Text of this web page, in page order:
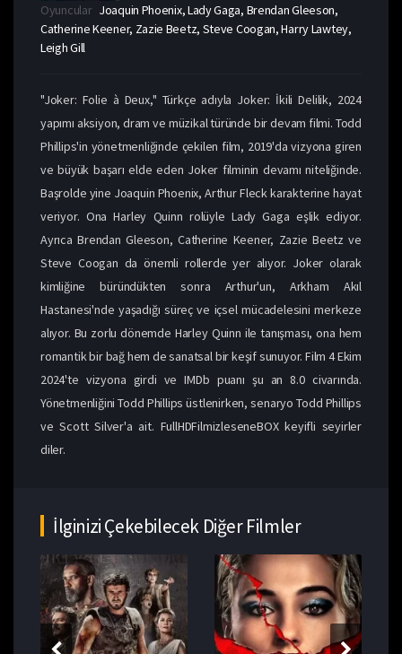
Oyuncular Joaquin Phoenix, Lady Gaga, Brendan Gleeson,
Catherine Keener, Zazie Beetz, Steve Coogan, Harry Lawtey,
Leigh Gill
"Joker: Folie à Deux," Türkçe adıyla Joker: İkili Delilik, 2024
yapımı aksiyon, dram ve müzikal türünde bir devam filmi. Todd
Phillips'in yönetmenliğinde çekilen film, 2019'da vizyona giren
ve büyük başarı elde eden Joker filminin devamı niteliğinde.
Başrolde yine Joaquin Phoenix, Arthur Fleck karakterine hayat
veriyor. Ona Harley Quinn rolüyle Lady Gaga eşlik ediyor.
Ayrıca Brendan Gleeson, Catherine Keener, Zazie Beetz ve
Steve Coogan da önemli rollerde yer alıyor. Joker olarak
kimliğine büründükten sonra Arthur'un, Arkham Akıl
Hastanesi'nde yaşadığı süreç ve içsel mücadelesini merkeze
alıyor. Bu zorlu dönemde Harley Quinn ile tanışması, ona hem
romantik bir bağ hem de sanatsal bir keşif sunuyor.​ Film 4 Ekim
2024'te vizyona girdi ve IMDb puanı şu an 8.0 civarında.
Yönetmenliğini Todd Phillips üstlenirken, senaryo Todd Phillips
ve Scott Silver'a ait. FullHDFilmizleseneBOX keyifli seyirler
diler.
İlginizi Çekebilecek Diğer Filmler